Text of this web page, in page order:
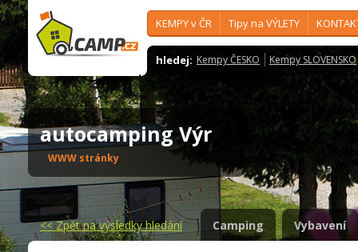
KEMPY v ČR Tipy na VÝLETY
hledej: Kempy ČESKO Kempy SLOVENSKO
autocamping Výr
WWW stránky
<<Zpět na výsledky hledání Camping Vybavení